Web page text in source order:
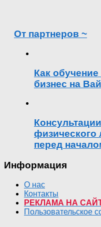
От партнеров ~
Как обучение
бизнес на
физического
перед
Информация
О нас
Контакты
РЕКЛАМА НА
Пользовательское